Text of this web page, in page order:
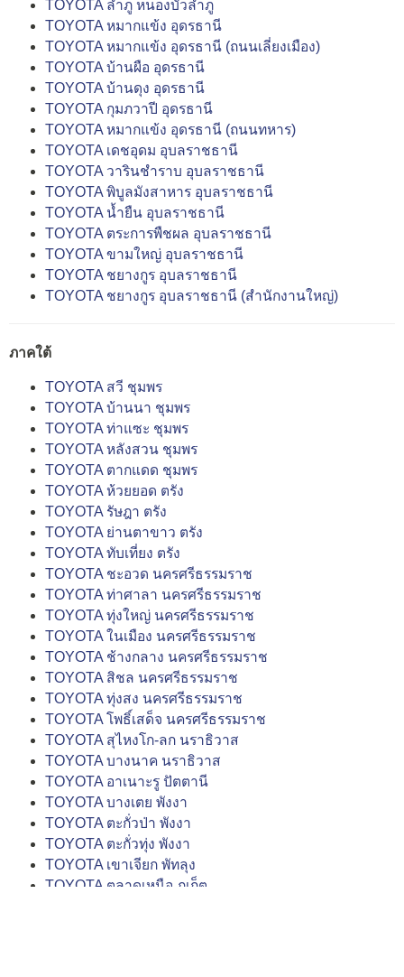
TOYOTA ลำภู หนองบัวลำภู
TOYOTA หมากแข้ง อุดรธานี
TOYOTA หมากแข้ง อุดรธานี (ถนนเลี่ยงเมือง)
TOYOTA บ้านผือ อุดรธานี
TOYOTA บ้านดุง อุดรธานี
TOYOTA กุมภวาปี อุดรธานี
TOYOTA หมากแข้ง อุดรธานี (ถนนทหาร)
TOYOTA เดชอุดม อุบลราชธานี
TOYOTA วารินชำราบ อุบลราชธานี
TOYOTA พิบูลมังสาหาร อุบลราชธานี
TOYOTA น้ำยืน อุบลราชธานี
TOYOTA ตระการพืชผล อุบลราชธานี
TOYOTA ขามใหญ่ อุบลราชธานี
TOYOTA ชยางกูร อุบลราชธานี
TOYOTA ชยางกูร อุบลราชธานี (สำนักงานใหญ่)
ภาคใต้
TOYOTA สวี ชุมพร
TOYOTA บ้านนา ชุมพร
TOYOTA ท่าแซะ ชุมพร
TOYOTA หลังสวน ชุมพร
TOYOTA ตากแดด ชุมพร
TOYOTA ห้วยยอด ตรัง
TOYOTA รัษฎา ตรัง
TOYOTA ย่านตาขาว ตรัง
TOYOTA ทับเที่ยง ตรัง
TOYOTA ชะอวด นครศรีธรรมราช
TOYOTA ท่าศาลา นครศรีธรรมราช
TOYOTA ทุ่งใหญ่ นครศรีธรรมราช
TOYOTA ในเมือง นครศรีธรรมราช
TOYOTA ช้างกลาง นครศรีธรรมราช
TOYOTA สิชล นครศรีธรรมราช
TOYOTA ทุ่งสง นครศรีธรรมราช
TOYOTA โพธิ์เสด็จ นครศรีธรรมราช
TOYOTA สุไหงโก-ลก นราธิวาส
TOYOTA บางนาค นราธิวาส
TOYOTA อาเนาะรู ปัตตานี
TOYOTA บางเตย พังงา
TOYOTA ตะกั่วป่า พังงา
TOYOTA ตะกั่วทุ่ง พังงา
TOYOTA เขาเจียก พัทลุง
TOYOTA ตลาดเหนือ ภูเก็ต